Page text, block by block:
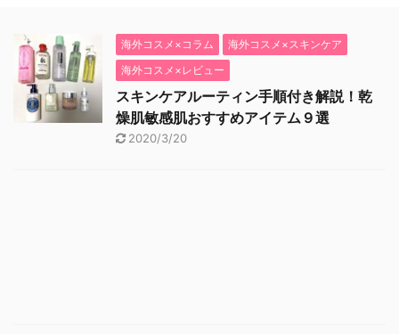
海外コスメ×コラム
海外コスメ×スキンケア
海外コスメ×レビュー
スキンケアルーティン手順付き解説！乾
燥肌敏感肌おすすめアイテム９選
2020/3/20